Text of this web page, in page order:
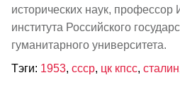
исторических наук, профессор
института Российского
гуманитарного университета.
Тэги: 1953, ссср, цк кпсс, сталин